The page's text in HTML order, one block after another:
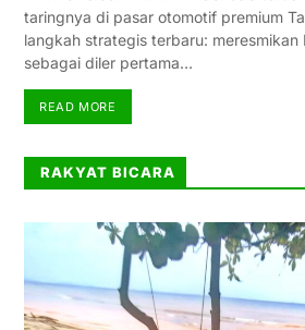
taringnya di pasar otomotif premium
langkah strategis terbaru: meresmikan
sebagai diler pertama…
READ MORE
RAKYAT BICARA